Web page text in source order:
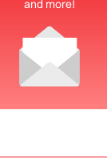
and more!